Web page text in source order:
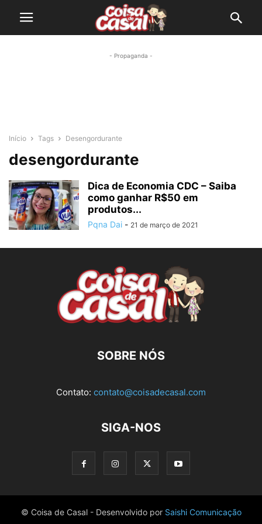
- Propaganda -
Início Tags Desengordurante
desengordurante
Dica de Economia CDC – Saiba
como ganhar R$50 em
produtos...
Pqna Dai - 21 de março de 2021
SOBRE NÓS
Contato: contato@coisadecasal.com
SIGA-NOS
© Coisa de Casal - Desenvolvido por Saishi Comunicação